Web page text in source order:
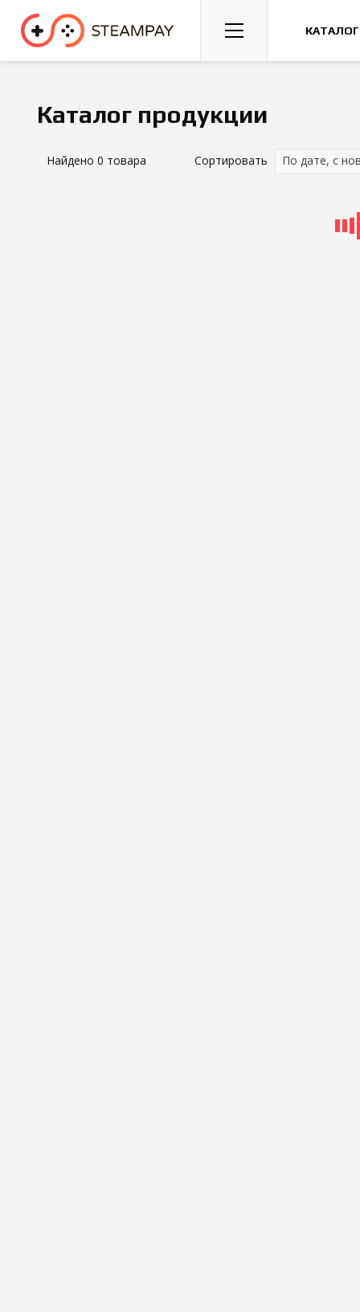
Спорт Гонки Казуальные
Каталог продукции
Найдено 0 товара Сортировать По дате, с